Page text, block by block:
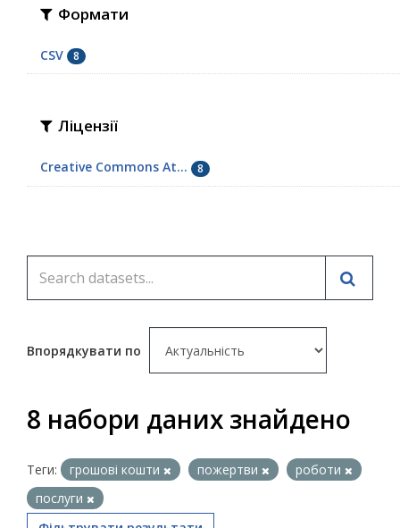
Формати
CSV 8
Ліцензії
Creative Commons At... 8
Впорядкувати по
8 набори даних знайдено
Теги: грошові кошти пожертви
роботи
послуги